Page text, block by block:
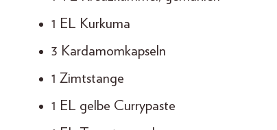
1 EL Kurkuma
3 Kardamomkapseln
1 Zimtstange
1 EL gelbe Currypaste